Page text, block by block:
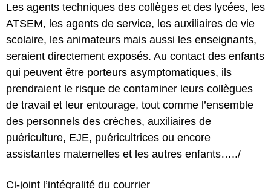
Les agents techniques des collèges et des lycées, les
ATSEM, les agents de service, les auxiliaires de vie
scolaire, les animateurs mais aussi les enseignants,
seraient directement exposés. Au contact des enfants
qui peuvent être porteurs asymptomatiques, ils
prendraient le risque de contaminer leurs collègues
de travail et leur entourage, tout comme l’ensemble
des personnels des crèches, auxiliaires de
puériculture, EJE, puéricultrices ou encore
assistantes maternelles et les autres enfants…../
Ci-joint l’intégralité du courrier